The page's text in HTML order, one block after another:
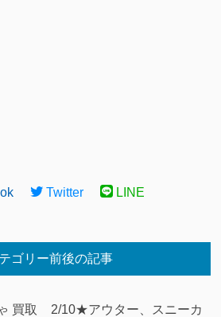
Twitter LINE
ゴリー前後の記事
買取
2/10★アウター、スニーカ